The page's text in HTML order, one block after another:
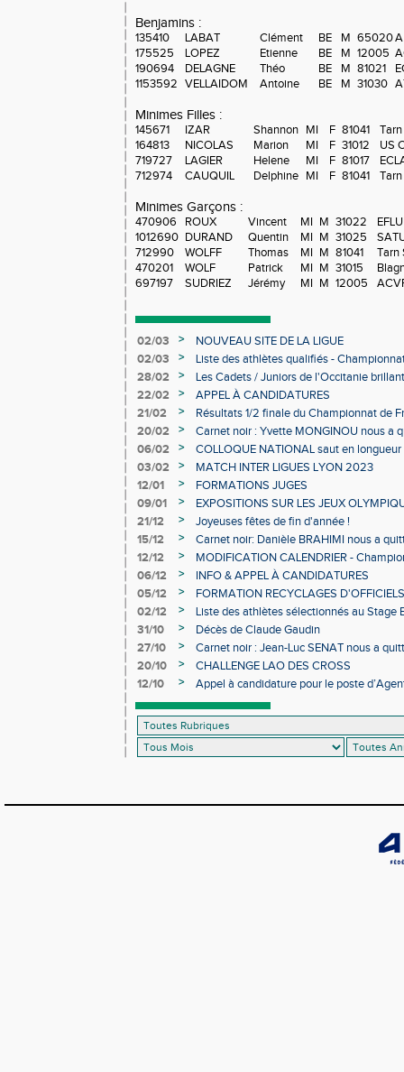
Benjamins :
135410 LABAT Clément BE M 65020
175525
LOPEZ Etienne BE M 12005
190694
DELAGNE Théo BE M 81021
1153592 VELLAIDOM Antoine BE M 31030
Minimes Filles :
145671 IZAR Shannon MI F 81041
164813
NICOLAS Marion MI F 31012
US
719727
LAGIER Helene MI F 81017
712974
CAUQUIL Delphine MI F 81041
Minimes Garçons :
470906 ROUX Vincent MI M 31022
EFLU
1012690 DURAND Quentin MI M 31025
712990
WOLFF Thomas MI M 81041
Tarn
470201
WOLF Patrick MI M 31015
697197
SUDRIEZ Jérémy MI M 12005
02/03 >
NOUVEAU SITE DE LA LIGUE
02/03
>
Liste des athlètes qualifiés -
Individuels en salle
28/02 >
Les Cadets / Juniors de l'Occitanie
22/02
>
APPEL À CANDIDATURES
21/02
>
Résultats 1/2 finale du Championnat de
20/02
>
Carnet noir : Yvette MONGINOU nous a
06/02
>
COLLOQUE NATIONAL saut en
03/02
>
MATCH INTER LIGUES LYON 2023
12/01
>
FORMATIONS JUGES
09/01
>
EXPOSITIONS SUR LES JEUX
21/12
>
Joyeuses fêtes de fin d'année !
15/12
>
Carnet noir: Danièle BRAHIMI nous a
12/12
>
MODIFICATION CALENDRIER -
06/12
>
INFO & APPEL À CANDIDATURES
05/12
>
FORMATION RECYCLAGES D'OFFICIELS
02/12
>
Liste des athlètes sélectionnés au Stage
31/10
>
Décès de Claude Gaudin
27/10
>
Carnet noir : Jean-Luc SENAT nous a
20/10
>
CHALLENGE LAO DES CROSS
12/10
>
Appel à candidature pour le poste